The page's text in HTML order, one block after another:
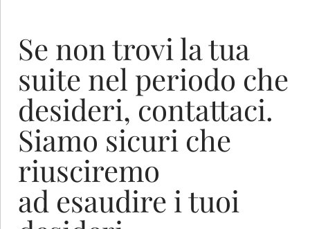
Se non trovi la tua
suite nel periodo che
desideri, contattaci.
Siamo sicuri che
riusciremo
ad esaudire i tuoi